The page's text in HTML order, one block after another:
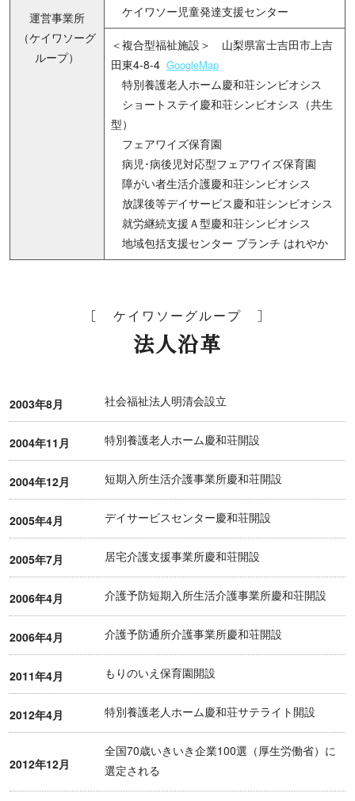
運営事業所
（ケイワソーグ
ループ）
ケイワソー児童発達支援センター
＜複合型福祉施設＞ 山梨県富士吉田市上吉
田東4-8-4 GoogleMap
特別養護老人ホーム慶和荘シンビオシス
ショートステイ慶和荘シンビオシス（共生
型）
フェアワイズ保育園
病児･病後児対応型フェアワイズ保育園
障がい者生活介護慶和荘シンビオシス
放課後等デイサービス慶和荘シンビオシス
就労継続支援Ａ型慶和荘シンビオシス
地域包括支援センター ブランチ はれやか
ケイワソーグループ
法人沿革
2003年8月 社会福祉法人明清会設立
2004年11月 特別養護老人ホーム慶和荘開設
2004年12月 短期入所生活介護事業所慶和荘開設
2005年4月 デイサービスセンター慶和荘開設
2005年7月 居宅介護支援事業所慶和荘開設
2006年4月 介護予防短期入所生活介護事業所慶和荘開設
2006年4月 介護予防通所介護事業所慶和荘開設
2011年4月 もりのいえ保育園開設
2012年4月 特別養護老人ホーム慶和荘サテライト開設
2012年12月
全国70歳いきいき企業100選（厚生労働省）に
選定される